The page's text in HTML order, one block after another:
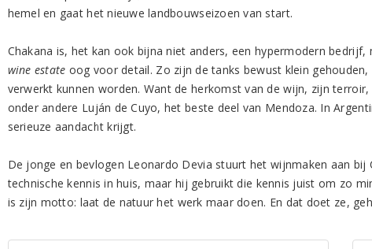
hemel en gaat het nieuwe landbouwseizoen van start.
Chakana is, het kan ook bijna niet anders, een hypermodern
wine estate oog voor detail. Zo zijn de tanks bewust klein
verwerkt kunnen worden. Want de herkomst van de wijn, zijn
onder andere Luján de Cuyo, het beste deel van Mendoza. In
serieuze aandacht krijgt.
De jonge en bevlogen Leonardo Devia stuurt het wijnmaken aan
technische kennis in huis, maar hij gebruikt die kennis juist om zo
is zijn motto: laat de natuur het werk maar doen. En dat doet ze,